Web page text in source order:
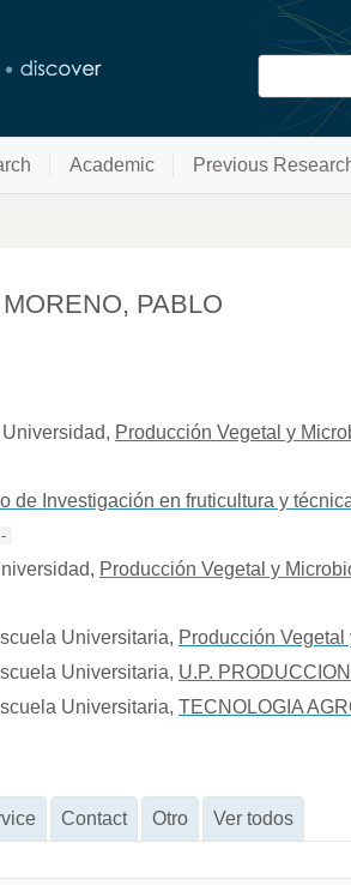
Academic Previous
PABLO
, Producción Vegetal y
de Investigación en fruticultura y
, Producción Vegetal y
Universitaria, Producción
Universitaria, U.P.
Universitaria, TECNOLOGIA
Contact Otro Ver todos